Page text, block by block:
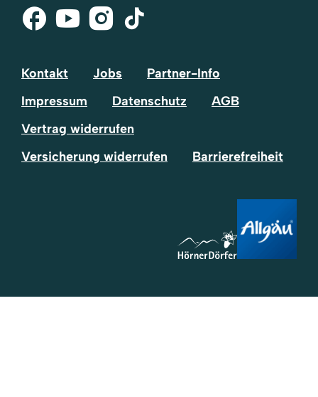
Facebook
Youtube
Instagram
Tik-
Kontakt Jobs
Partner-Info
Impressum
Datenschutz
AGB
Vertrag widerrufen
Versicherung widerrufen
Barrierefreiheit